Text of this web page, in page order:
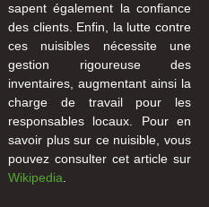
sapent également la confiance
des clients. Enfin, la lutte contre
ces nuisibles nécessite une
gestion rigoureuse des
inventaires, augmentant ainsi la
charge de travail pour les
responsables locaux. Pour en
savoir plus sur ce nuisible, vous
pouvez consulter cet article sur
Wikipedia.